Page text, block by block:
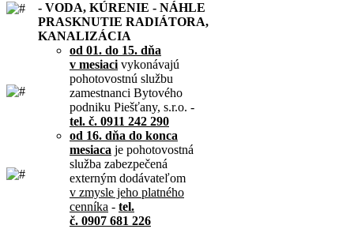
- VODA, KÚRENIE - NÁHLE
PRASKNUTIE RADIÁTORA,
KANALIZÁCIA
od 01. do 15. dňa
v mesiaci vykonávajú
pohotovostnú službu
zamestnanci Bytového
podniku Piešťany, s.r.o. -
tel. č. 0911 242 290
od 16. dňa do konca
mesiaca je pohotovostná
služba zabezpečená
externým dodávateľom
v zmysle jeho platného
cenníka - tel.
č. 0907 681 226